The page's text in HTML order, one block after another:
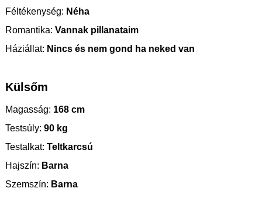
Féltékenység: Néha
Romantika: Vannak pillanataim
Háziállat: Nincs és nem gond ha neked van
Külsőm
Magasság: 168 cm
Testsúly: 90 kg
Testalkat: Teltkarcsú
Hajszín: Barna
Szemszín: Barna